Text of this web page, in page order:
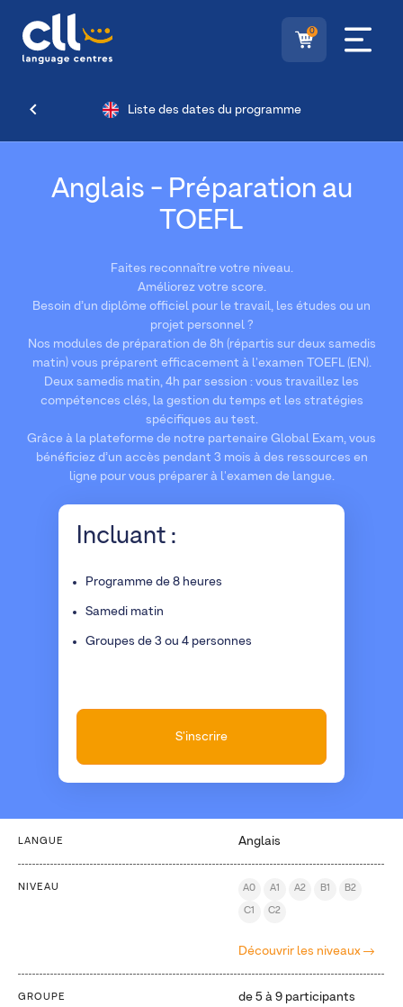
0
Liste des dates du programme
Anglais - Préparation au
TOEFL
Faites reconnaître votre niveau.
Améliorez votre score.
Besoin d’un diplôme officiel pour le travail, les études ou un
projet personnel ?
Nos modules de préparation de 8h (répartis sur deux samedis
matin) vous préparent efficacement à l'examen TOEFL (EN).
Deux samedis matin, 4h par session : vous travaillez les
compétences clés, la gestion du temps et les stratégies
spécifiques au test.
Grâce à la plateforme de notre partenaire Global Exam, vous
bénéficiez d’un accès pendant 3 mois à des ressources en
ligne pour vous préparer à l'examen de langue.
Incluant :
Programme de 8 heures
Samedi matin
Groupes de 3 ou 4 personnes
S'inscrire
LANGUE Anglais
NIVEAU A0 A1 A2 B1 B2
C1 C2
Découvrir les niveaux
GROUPE de 5 à 9 participants